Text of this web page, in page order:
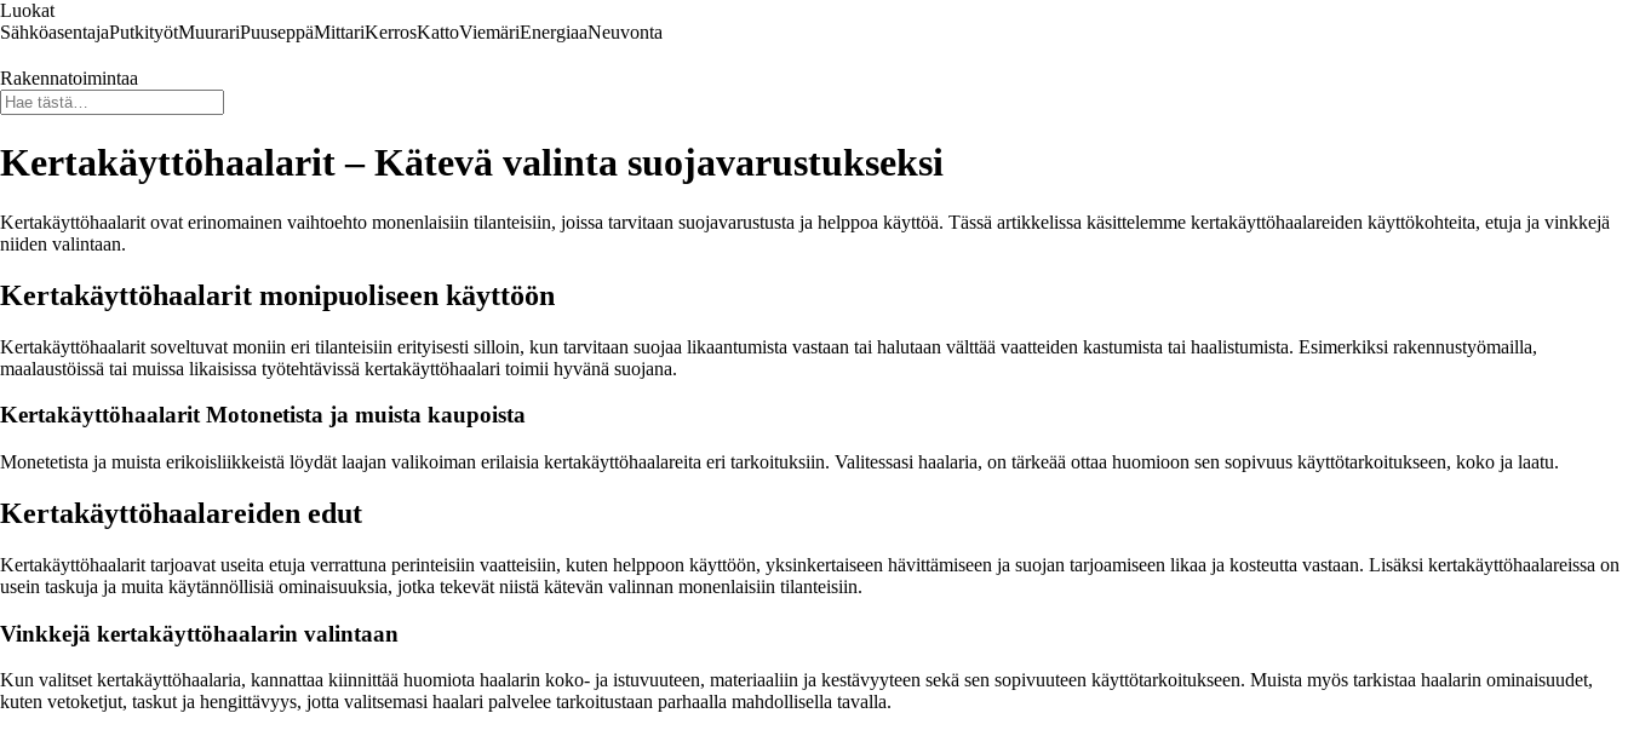
Luokat
SähköasentajaPutkityötMuurariPuuseppäMittariKerrosKattoViemäriEnergiaaNeuvonta
Rakennatoimintaa
Kertakäyttöhaalarit – Kätevä valinta suojavarustukseksi
Kertakäyttöhaalarit ovat erinomainen vaihtoehto monenlaisiin tilanteisiin, joissa tarvitaan suojavarustusta ja helppoa käyttöä. Tässä artikkelissa käsittelemme kertakäyttöhaalareiden käyttökohteita, etuja ja vinkkejä
niiden valintaan.
Kertakäyttöhaalarit monipuoliseen käyttöön
Kertakäyttöhaalarit soveltuvat moniin eri tilanteisiin erityisesti silloin, kun tarvitaan suojaa likaantumista vastaan tai halutaan välttää vaatteiden kastumista tai haalistumista. Esimerkiksi rakennustyömailla,
maalaustöissä tai muissa likaisissa työtehtävissä kertakäyttöhaalari toimii hyvänä suojana.
Kertakäyttöhaalarit Motonetista ja muista kaupoista
Monetetista ja muista erikoisliikkeistä löydät laajan valikoiman erilaisia kertakäyttöhaalareita eri tarkoituksiin. Valitessasi haalaria, on tärkeää ottaa huomioon sen sopivuus käyttötarkoitukseen, koko ja laatu.
Kertakäyttöhaalareiden edut
Kertakäyttöhaalarit tarjoavat useita etuja verrattuna perinteisiin vaatteisiin, kuten helppoon käyttöön, yksinkertaiseen hävittämiseen ja suojan tarjoamiseen likaa ja kosteutta vastaan. Lisäksi kertakäyttöhaalareissa on
usein taskuja ja muita käytännöllisiä ominaisuuksia, jotka tekevät niistä kätevän valinnan monenlaisiin tilanteisiin.
Vinkkejä kertakäyttöhaalarin valintaan
Kun valitset kertakäyttöhaalaria, kannattaa kiinnittää huomiota haalarin koko- ja istuvuuteen, materiaaliin ja kestävyyteen sekä sen sopivuuteen käyttötarkoitukseen. Muista myös tarkistaa haalarin ominaisuudet,
kuten vetoketjut, taskut ja hengittävyys, jotta valitsemasi haalari palvelee tarkoitustaan parhaalla mahdollisella tavalla.